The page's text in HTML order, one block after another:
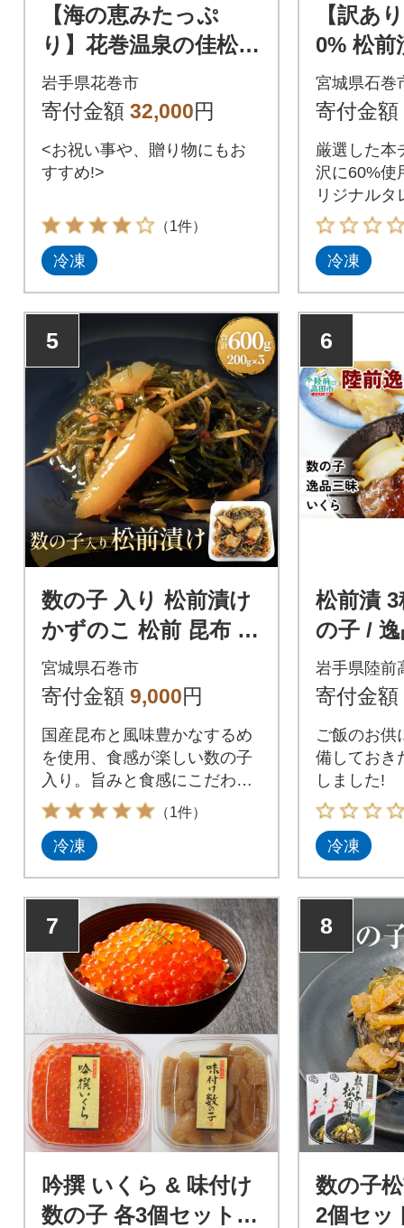
【海の恵みたっぷ
り】花巻温泉の佳松園
謹製 海の恵み 8種類
の海鮮漬
岩手県花巻市
寄付金額 32,000円
<お祝い事や、贈り物にもお
すすめ!>
（1件）
冷凍
【訳あ
0% 松前
g×2) 冷
け 小分
宮城県石巻
寄付金額
厳選した本
沢に60%使
リジナルタ
こだわりの
す。ご飯の
もちろん、
冷凍
5
数の子 入り 松前漬け
かずのこ 松前 昆布 ス
ルメ 人参 ご飯のお供
おつまみ おかず 惣菜
宮城県石巻市
寄付金額 9,000円
国産昆布と風味豊かなするめ
を使用、食感が楽しい数の子
入り。旨みと食感にこだわっ
た、本格「松前漬け」をお楽
しみください。
（1件）
冷凍
6
松前漬
の子 /
ら】 お
ギフト
岩手県陸前
寄付金額
ご飯のお供
備しておき
しました!
冷凍
7
吟撰 いくら & 味付け
数の子 各3個セット
8
数の子
2個セッ